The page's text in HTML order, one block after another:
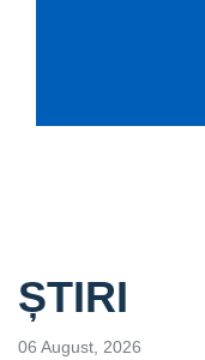
ȘTIRI
06 August, 2026